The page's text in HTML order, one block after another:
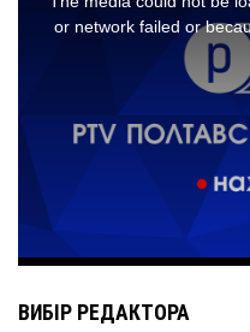
ВИБІР РЕДАКТОРА